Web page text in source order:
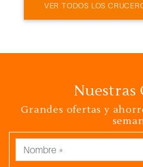
VER TODOS LOS
Nuestras
Grandes ofertas y